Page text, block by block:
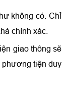
không có. Chỉ
chính xác.
giao thông sẽ
phương tiện duy